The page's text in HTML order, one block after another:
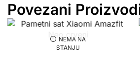
Povezani
NEMA NA
STANJU